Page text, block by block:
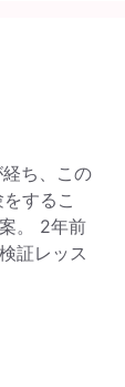
ち、この
するこ
。 2年前
証レッス